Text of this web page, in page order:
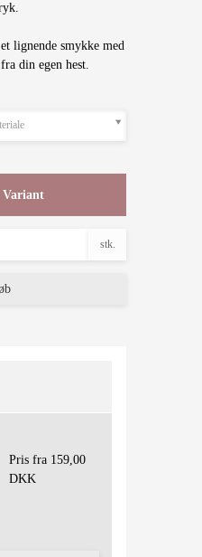
lignende smykke med
din egen hest.
stk.
Pris fra 159,00
DKK